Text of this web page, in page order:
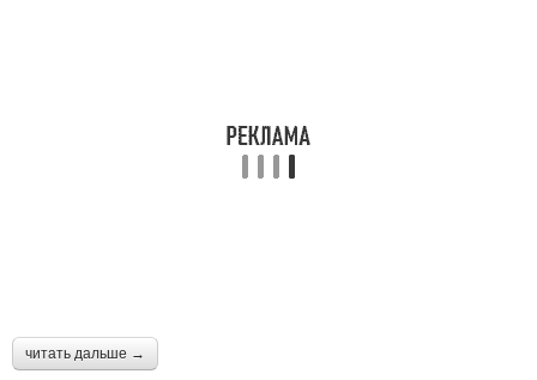
читать дальше →